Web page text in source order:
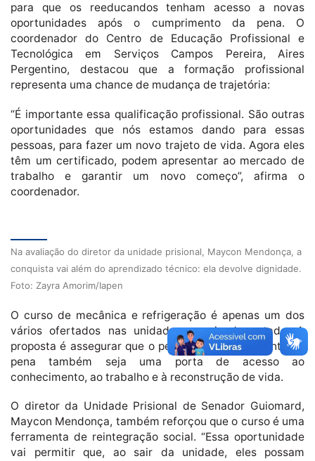
para que os reeducandos tenham acesso a novas
oportunidades após o cumprimento da pena. O
coordenador do Centro de Educação Profissional e
Tecnológica em Serviços Campos Pereira, Aires
Pergentino, destacou que a formação profissional
representa uma chance de mudança de trajetória:
“É importante essa qualificação profissional. São outras
oportunidades que nós estamos dando para essas
pessoas, para fazer um novo trajeto de vida. Agora eles
têm um certificado, podem apresentar ao mercado de
trabalho e garantir um novo começo”, afirma o
coordenador.
Na avaliação do diretor da unidade prisional, Maycon Mendonça, a
conquista vai além do aprendizado técnico: ela devolve dignidade.
Foto: Zayra Amorim/Iapen
O curso de mecânica e refrigeração é apenas um dos
vários ofertados nas unidades penais do estado. A
proposta é assegurar que o período de cumprimento de
pena também seja uma porta de acesso ao
conhecimento, ao trabalho e à reconstrução de vida.
O diretor da Unidade Prisional de Senador Guiomard,
Maycon Mendonça, também reforçou que o curso é uma
ferramenta de reintegração social. “Essa oportunidade
vai permitir que, ao sair da unidade, eles possam